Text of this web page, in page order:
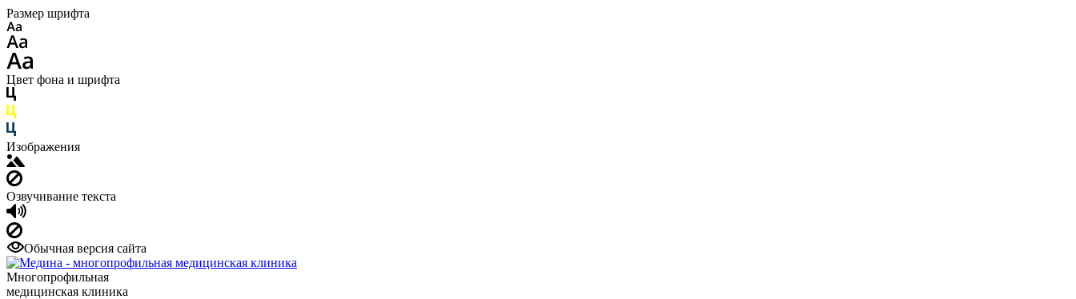
Размер шрифта
Цвет фона и шрифта
Изображения
Озвучивание текста
Обычная версия сайта
Многопрофильная
медицинская клиника